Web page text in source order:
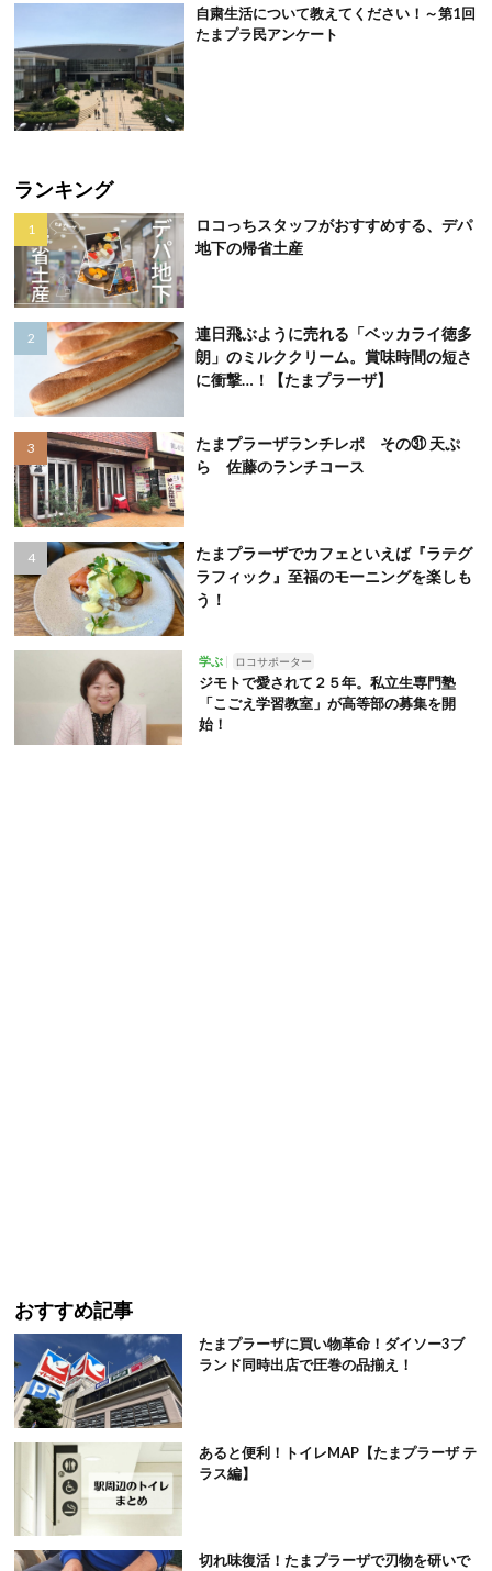
自粛生活について教えてください！～第1回
たまプラ民アンケート
ランキング
ロコっちスタッフがおすすめする、デパ
地下の帰省土産
連日飛ぶように売れる「ベッカライ徳多
朗」のミルククリーム。賞味時間の短さ
に衝撃…！【たまプラーザ】
たまプラーザランチレポ その㉛ 天ぷ
ら 佐藤のランチコース
たまプラーザでカフェといえば『ラテグ
ラフィック』至福のモーニングを楽しも
う！
学ぶ ロコサポーター
ジモトで愛されて２５年。私立生専門塾
「こごえ学習教室」が高等部の募集を開
始！
おすすめ記事
たまプラーザに買い物革命！ダイソー3ブ
ランド同時出店で圧巻の品揃え！
あると便利！トイレMAP【たまプラーザ テ
ラス編】
切れ味復活！たまプラーザで刃物を研いで